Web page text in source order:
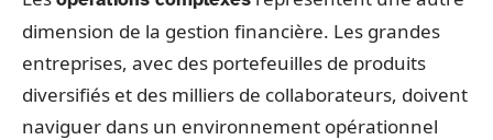
dimension de la gestion financière. Les grandes
entreprises, avec des portefeuilles de produits
diversifiés et des milliers de collaborateurs, doivent
naviguer dans un environnement opérationnel